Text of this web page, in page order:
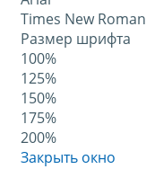
Times New Roman
Размер шрифта
100%
125%
150%
175%
200%
Закрыть окно